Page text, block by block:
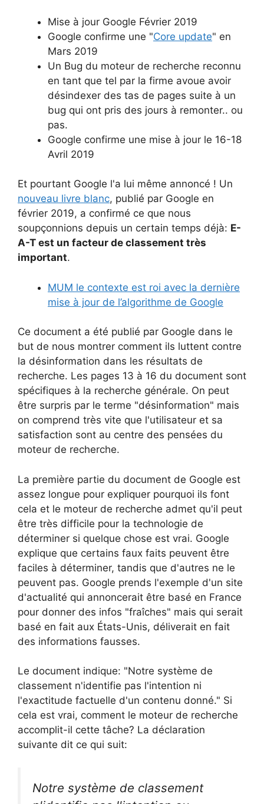
Mise à jour Google Février 2019
Google confirme une "Core update" en
Mars 2019
Un Bug du moteur de recherche reconnu
en tant que tel par la firme avoue avoir
désindexer des tas de pages suite à un
bug qui ont pris des jours à remonter.. ou
pas.
Google confirme une mise à jour le 16-18
Avril 2019
Et pourtant Google l'a lui même annoncé ! Un
nouveau livre blanc, publié par Google en
février 2019, a confirmé ce que nous
soupçonnions depuis un certain temps déjà: E-
A-T est un facteur de classement très
important.
MUM le contexte est roi avec la dernière
mise à jour de l’algorithme de Google
Ce document a été publié par Google dans le
but de nous montrer comment ils luttent contre
la désinformation dans les résultats de
recherche. Les pages 13 à 16 du document sont
spécifiques à la recherche générale. On peut
être surpris par le terme "désinformation" mais
on comprend très vite que l'utilisateur et sa
satisfaction sont au centre des pensées du
moteur de recherche.
La première partie du document de Google est
assez longue pour expliquer pourquoi ils font
cela et le moteur de recherche admet qu'il peut
être très difficile pour la technologie de
déterminer si quelque chose est vrai. Google
explique que certains faux faits peuvent être
faciles à déterminer, tandis que d'autres ne le
peuvent pas. Google prends l'exemple d'un site
d'actualité qui annoncerait être basé en France
pour donner des infos "fraîches" mais qui serait
basé en fait aux États-Unis, déliverait en fait
des informations fausses.
Le document indique: "Notre système de
classement n'identifie pas l'intention ni
l'exactitude factuelle d'un contenu donné." Si
cela est vrai, comment le moteur de recherche
accomplit-il cette tâche? La déclaration
suivante dit ce qui suit:
Notre système de classement